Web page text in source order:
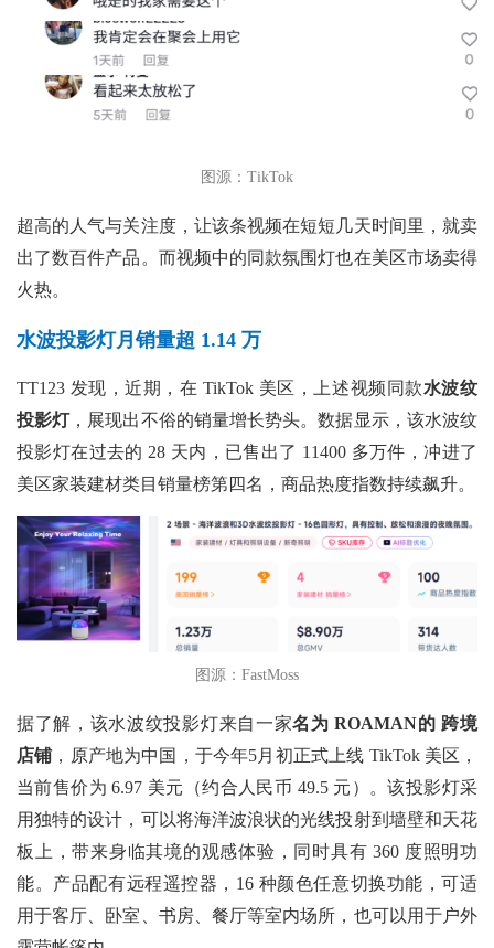
图源：TikTok
超高的人气与关注度，让该条视频在短短几天时间里，就卖
出了数百件产品。而视频中的同款氛围灯也在美区市场卖得
火热。
水波投影灯月销量超 1.14 万
TT123 发现，近期，在 TikTok 美区，上述视频同款水波纹
投影灯，展现出不俗的销量增长势头。数据显示，该水波纹
投影灯在过去的 28 天内，已售出了 11400 多万件，冲进了
美区家装建材类目销量榜第四名，商品热度指数持续飙升。
图源：FastMoss
据了解，该水波纹投影灯来自一家名为 ROAMAN的 跨境
店铺，原产地为中国，于今年5月初正式上线 TikTok 美区，
当前售价为 6.97 美元（约合人民币 49.5 元）。该投影灯采
用独特的设计，可以将海洋波浪状的光线投射到墙壁和天花
板上，带来身临其境的观感体验，同时具有 360 度照明功
能。产品配有远程遥控器，16 种颜色任意切换功能，可适
用于客厅、卧室、书房、餐厅等室内场所，也可以用于户外